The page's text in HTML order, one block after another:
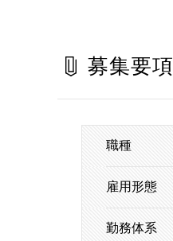
募集要項
職種
雇用形態
勤務体系